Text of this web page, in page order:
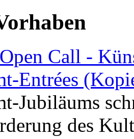
Call -
Entrées
Jubiläums
des